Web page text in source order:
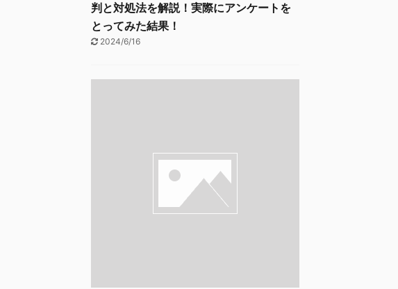
判と対処法を解説！実際にアンケートを
とってみた結果！
2024/6/16